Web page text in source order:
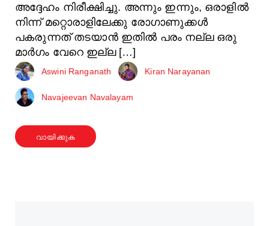
അദ്ദേഹം നിരീക്ഷിച്ചു. അന്നും ഇന്നും, ഒരാളിൽ
നിന്ന് മറ്റൊരാളിലേക്കു രോഗാണുക്കൾ
പകരുന്നത് തടയാൻ ഇതിൽ പരം നല്ല ഒരു
മാർഗം വേറെ ഇല്ല […]
Aswini Ranganath Kiran Narayanan
Navajeevan Navalayam
വായിക്കുക